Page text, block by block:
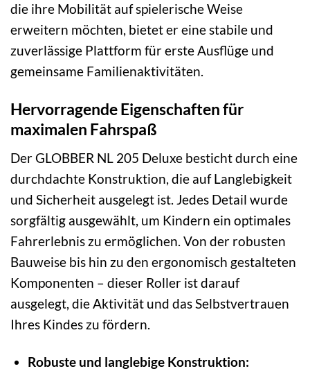
die ihre Mobilität auf spielerische Weise
erweitern möchten, bietet er eine stabile und
zuverlässige Plattform für erste Ausflüge und
gemeinsame Familienaktivitäten.
Hervorragende Eigenschaften für
maximalen Fahrspaß
Der GLOBBER NL 205 Deluxe besticht durch eine
durchdachte Konstruktion, die auf Langlebigkeit
und Sicherheit ausgelegt ist. Jedes Detail wurde
sorgfältig ausgewählt, um Kindern ein optimales
Fahrerlebnis zu ermöglichen. Von der robusten
Bauweise bis hin zu den ergonomisch gestalteten
Komponenten – dieser Roller ist darauf
ausgelegt, die Aktivität und das Selbstvertrauen
Ihres Kindes zu fördern.
Robuste und langlebige Konstruktion: